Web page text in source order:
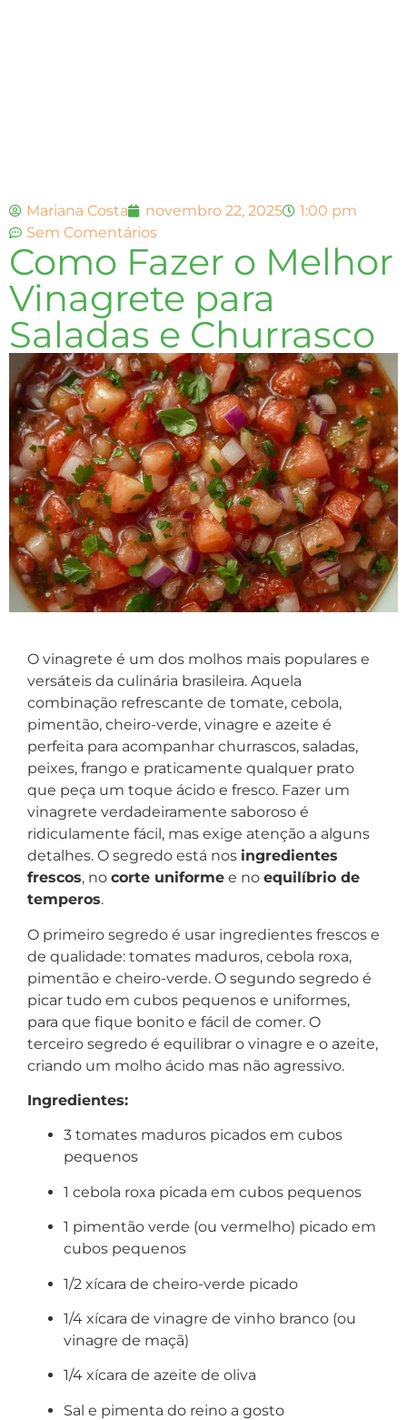
Mariana Costa novembro 22, 2025
1:00 pm
Sem Comentários
Como Fazer o Melhor
Vinagrete para
Saladas e Churrasco
O vinagrete é um dos molhos mais populares e
versáteis da culinária brasileira. Aquela
combinação refrescante de tomate, cebola,
pimentão, cheiro-verde, vinagre e azeite é
perfeita para acompanhar churrascos, saladas,
peixes, frango e praticamente qualquer prato
que peça um toque ácido e fresco. Fazer um
vinagrete verdadeiramente saboroso é
ridiculamente fácil, mas exige atenção a alguns
detalhes. O segredo está nos ingredientes
frescos, no corte uniforme e no equilíbrio de
temperos.
O primeiro segredo é usar ingredientes frescos e
de qualidade: tomates maduros, cebola roxa,
pimentão e cheiro-verde. O segundo segredo é
picar tudo em cubos pequenos e uniformes,
para que fique bonito e fácil de comer. O
terceiro segredo é equilibrar o vinagre e o azeite,
criando um molho ácido mas não agressivo.
Ingredientes:
3 tomates maduros picados em cubos
pequenos
1 cebola roxa picada em cubos pequenos
1 pimentão verde (ou vermelho) picado em
cubos pequenos
1/2 xícara de cheiro-verde picado
1/4 xícara de vinagre de vinho branco (ou
vinagre de maçã)
1/4 xícara de azeite de oliva
Sal e pimenta do reino a gosto